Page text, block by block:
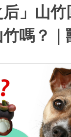
后」山
嗎？｜